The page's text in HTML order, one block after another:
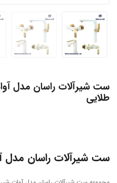
ست شیرآلات راسان مدل
طلایی
ست شیرآلات راسان مدل